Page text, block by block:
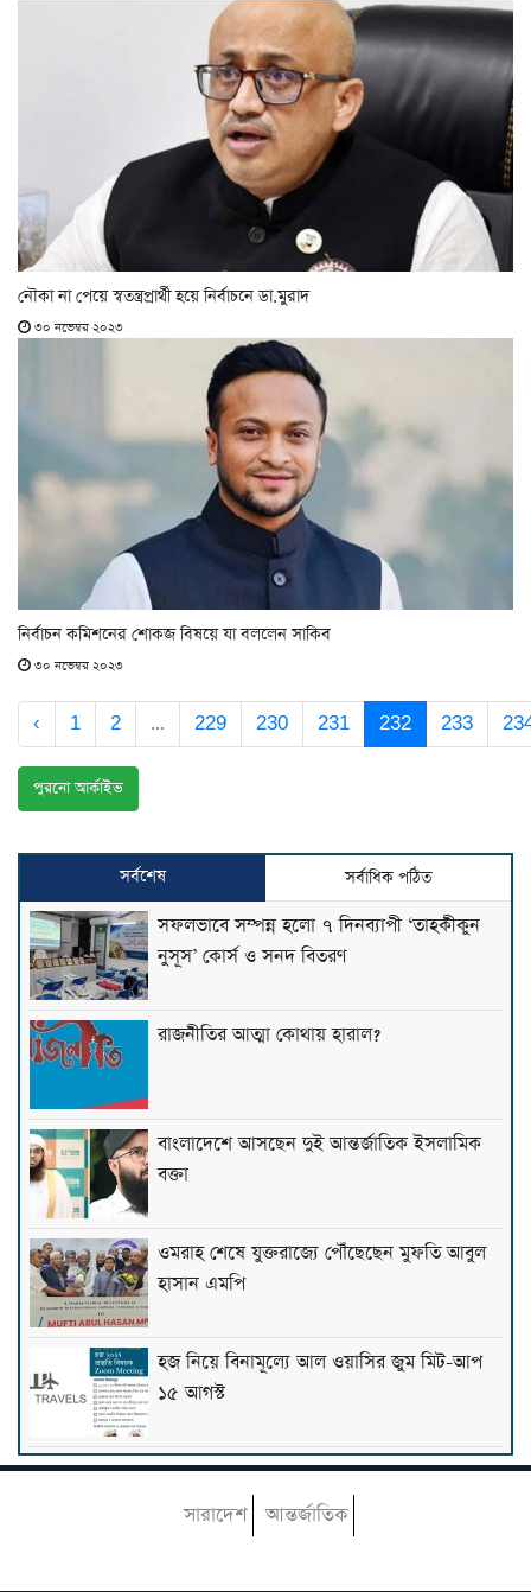
নৌকা না পেয়ে স্বতন্ত্রপ্রার্থী হয়ে নির্বাচনে ডা.মুরাদ
৩০ নভেম্বর ২০২৩
নির্বাচন কমিশনের শোকজ বিষয়ে যা বললেন সাকিব
৩০ নভেম্বর ২০২৩
‹ 1 2 ... 229 230 231 232 233
পুরনো আর্কাইভ
সর্বশেষ সর্বাধিক পঠিত
সফলভাবে সম্পন্ন হলো ৭ দিনব্যাপী ‘তাহকীকুন
নুসূস’ কোর্স ও সনদ বিতরণ
রাজনীতির আত্মা কোথায় হারাল?
বাংলাদেশে আসছেন দুই আন্তর্জাতিক ইসলামিক
বক্তা
ওমরাহ শেষে যুক্তরাজ্যে পৌঁছেছেন মুফতি আবুল
হাসান এমপি
হজ নিয়ে বিনামূল্যে আল ওয়াসির জুম মিট-আপ
১৫ আগস্ট
ফাস্ট ফুডের নেতিবাচক প্রভাব দাম্পত্য জীবনেও
পড়তে পারে: মাওলানা তারিক জামিল
সারাদেশ আন্তর্জাতিক